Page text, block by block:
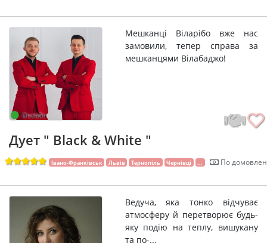
Онлайн
Мешканці Віларібо вже нас
замовили, тепер справа за
мешканцями Вілабаджо!
Дует " Black & White "
Івано-Франківськ Львів Тернопіль Чернівці ... По
Ведуча, яка тонко відчуває
атмосферу й перетворює будь-
яку подію на теплу, вишукану
та по-...